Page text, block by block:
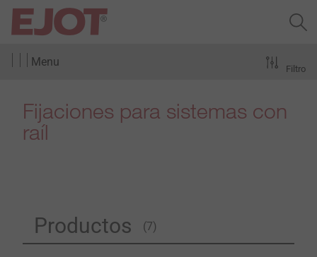
Menu
Fijaciones para sistemas con
raíl
Productos (7)
Filtro